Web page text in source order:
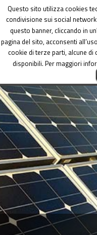
Dipartimento per le
Questo sito utilizza cookies
condivisione sui social
questo banner, cliccando in
pagina del sito, acconsenti
cookie di terze parti, alcune
disponibili. Per maggiori